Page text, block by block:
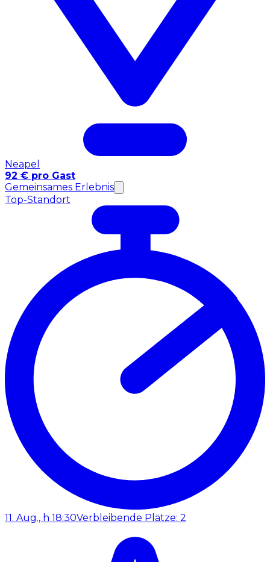
Neapel
92 € pro Gast
Gemeinsames Erlebnis
Top-Standort
11. Aug., h 18:30Verbleibende Plätze: 2